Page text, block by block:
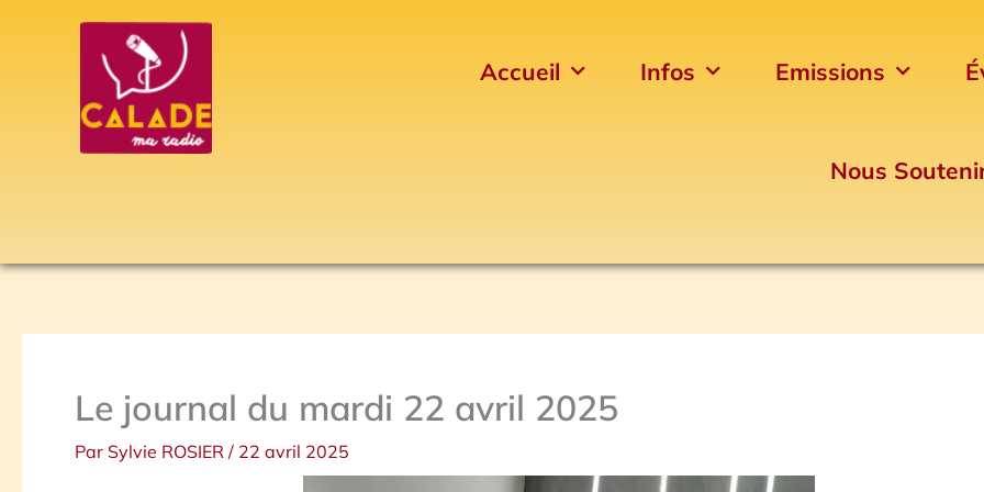
Accueil Infos Emissions
Nous
Le journal du mardi 22 avril 2025
Par Sylvie ROSIER / 22 avril 2025